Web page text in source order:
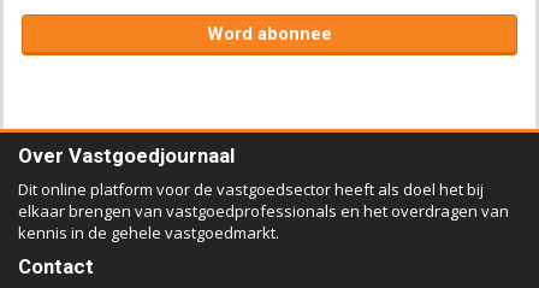
Word abonnee
Over Vastgoedjournaal
Dit online platform voor de vastgoedsector heeft als doel het bij
elkaar brengen van vastgoedprofessionals en het overdragen van
kennis in de gehele vastgoedmarkt.
Contact